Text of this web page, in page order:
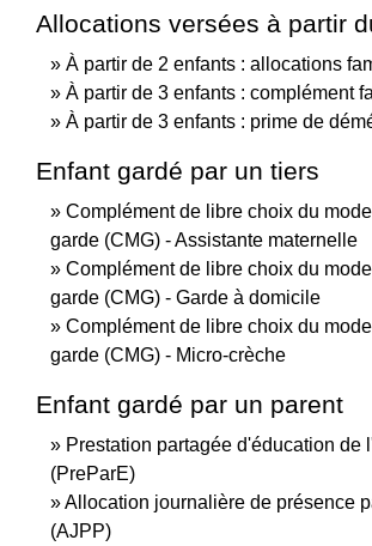
Allocations versées à partir
À partir de 2 enfants : allocations
À partir de 3 enfants : complément
À partir de 3 enfants : prime de
Enfant gardé par un tiers
Complément de libre choix du
garde (CMG) - Assistante maternelle
Complément de libre choix du
garde (CMG) - Garde à domicile
Complément de libre choix du
garde (CMG) - Micro-crèche
Enfant gardé par un parent
Prestation partagée d'éducation de
(PreParE)
Allocation journalière de présence
(AJPP)